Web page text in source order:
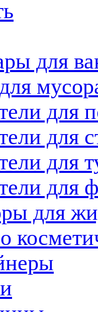
для
для
для
для
для
для